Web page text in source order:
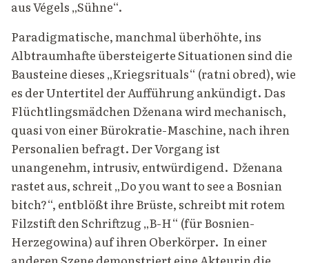
aus Végels „Sühne“.
Paradigmatische, manchmal überhöhte, ins
Albtraumhafte übersteigerte Situationen sind die
Bausteine dieses „Kriegsrituals“ (ratni obred), wie
es der Untertitel der Aufführung ankündigt. Das
Flüchtlingsmädchen Dženana wird mechanisch,
quasi von einer Bürokratie-Maschine, nach ihren
Personalien befragt. Der Vorgang ist
unangenehm, intrusiv, entwürdigend. Dženana
rastet aus, schreit „Do you want to see a Bosnian
bitch?“, entblößt ihre Brüste, schreibt mit rotem
Filzstift den Schriftzug „B-H“ (für Bosnien-
Herzegowina) auf ihren Oberkörper. In einer